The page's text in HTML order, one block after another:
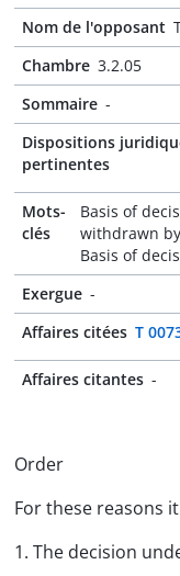
Nom de l'opposant
Chambre 3.2.05
Sommaire -
Dispositions
pertinentes
Mots-
clés
Basis of
withdrawn
Basis of
Exergue -
Affaires citées T
Affaires citantes -
Order
For these reasons
1. The decision